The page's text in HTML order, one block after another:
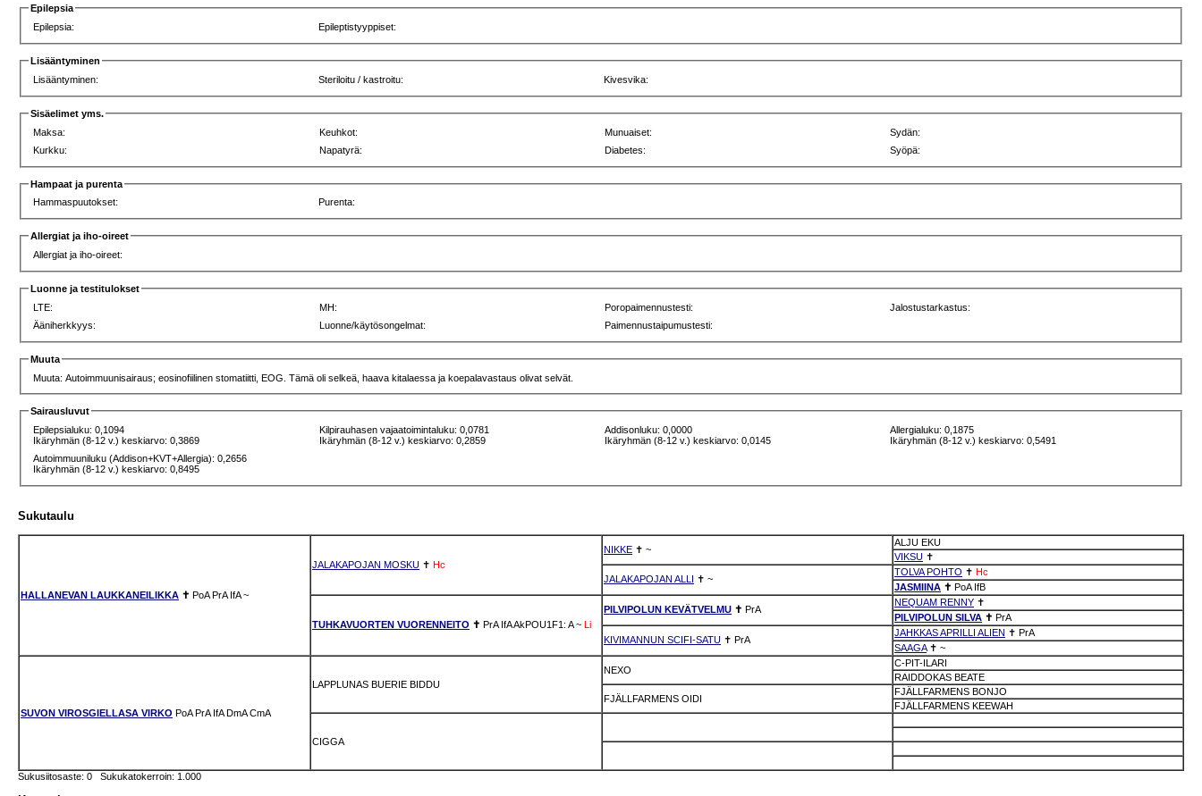
Epilepsia
Epilepsia:
Epileptistyyppiset:
Lisääntyminen
Lisääntyminen:
Steriloitu / kastroitu: Kivesvika:
Sisäelimet yms.
Maksa:
Keuhkot: Munuaiset:
Sydän:
Kurkku:
Napatyrä: Diabetes: Syöpä:
Hampaat ja purenta
Hammaspuutokset:
Purenta:
Allergiat ja iho-oireet
Allergiat ja iho-oireet:
Luonne ja testitulokset
LTE:
MH: Poropaimennustesti:
Jalostustarkastus:
Ääniherkkyys:
Luonne/käytösongelmat: Paimennustaipumustesti:
Muuta
Muuta: Autoimmuunisairaus; eosinofiilinen stomatiitti, EOG. Tämä oli selkeä, haava kitalaessa ja koepalavastaus olivat selvät.
Sairausluvut
Epilepsialuku: 0,1094
Ikäryhmän (8-12 v.) keskiarvo: 0,3869
Kilpirauhasen vajaatoimintaluku: 0,0781
Ikäryhmän (8-12 v.) keskiarvo: 0,2859
Addisonluku: 0,0000
Ikäryhmän (8-12 v.) keskiarvo: 0,0145
Allergialuku: 0,1875
Ikäryhmän (8-12 v.) keskiarvo: 0,5491
Autoimmuuniluku (Addison+KVT+Allergia): 0,2656
Ikäryhmän (8-12 v.) keskiarvo: 0,8495
Sukutaulu
HALLANEVAN LAUKKANEILIKKA ✝ PoA PrA IfA ~
JALAKAPOJAN MOSKU ✝ Hc
NIKKE ✝ ~
ALJU EKU
VIKSU ✝
JALAKAPOJAN ALLI ✝ ~
TOLVA POHTO ✝ Hc
JASMIINA ✝ PoA IfB
TUHKAVUORTEN VUORENNEITO ✝ PrA IfAAkPOU1F1: A ~ Li
PILVIPOLUN KEVÄTVELMU ✝ PrA
NEQUAM RENNY ✝
PILVIPOLUN SILVA ✝ PrA
KIVIMANNUN SCIFI-SATU ✝ PrA
JAHKKAS APRILLI ALIEN ✝ PrA
SAAGA✝ ~
SUVON VIROSGIELLASA VIRKO PoA PrA IfA DmA CmA
LAPPLUNAS BUERIE BIDDU
NEXO
C-PIT-ILARI
RAIDDOKAS BEATE
FJÄLLFARMENS OIDI
FJÄLLFARMENS BONJO
FJÄLLFARMENS KEEWAH
CIGGA
Sukusiitosaste: 0 Sukukatokerroin: 1.000